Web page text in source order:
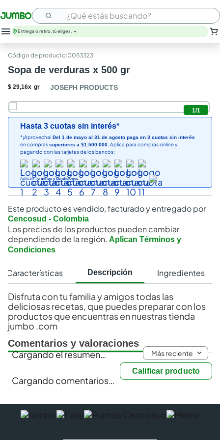
¿Qué estás buscando?
Entrega o retiro, tú eliges.
:0053323
Sopa de verduras x 500 gr
$ 29,16x gr JOSEPH PRODUCTS
1/1
Hasta 3 cuotas sin interés*
*¡Aprovecha! Del 1 de mayo al 31 de agosto paga en 3 cuotas sin interés
en comprassuperiores a $1.500.000. Aplica para compras online y
pagando con las tarjetas de los bancos:
AplicanTérminos y condiciones
Este producto es vendido, facturado y entregado por
Cencosud - Colombia
Los precios de los productos pueden cambiar
dependiendo de la región. Aplican Términos y
Condiciones
Características Descripción Ingredientes
Disfruta con tu familia y amigos todas las
deliciosas recetas, que puedes preparar con los
productos que encuentras en nuestras tienda
jumbo .com
Comentarios y valoraciones
Calificar producto
Cargando el resumen… Más reciente
Cargando comentarios…